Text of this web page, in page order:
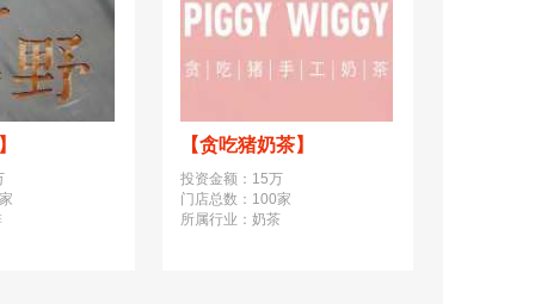
【贪吃猪奶茶】
投资金额：15万
门店总数：100家
所属行业：奶茶